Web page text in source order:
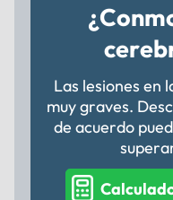
Las lesiones en
muy graves.
de acuerdo